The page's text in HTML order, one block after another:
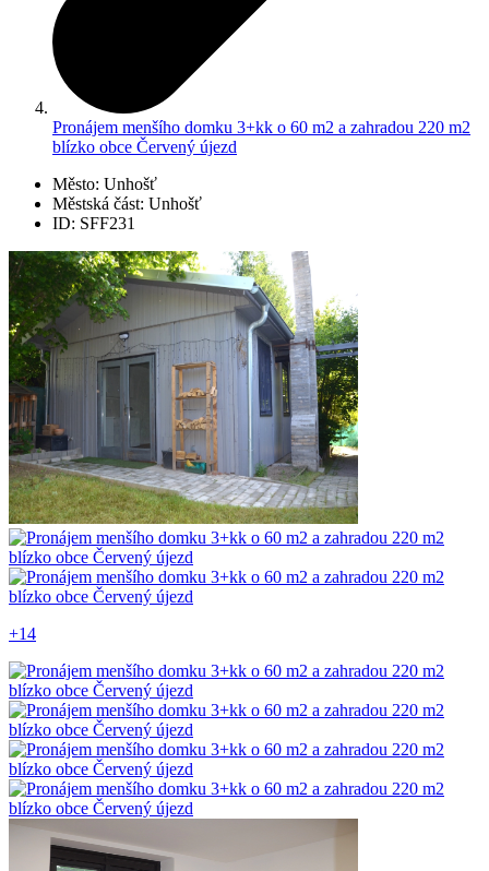
Pronájem menšího domku 3+kk o 60 m2 a zahradou 220 m2
blízko obce Červený újezd
Město: Unhošť
Městská část: Unhošť
ID: SFF231
+14